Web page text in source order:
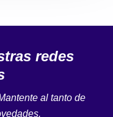
redes
al tanto de